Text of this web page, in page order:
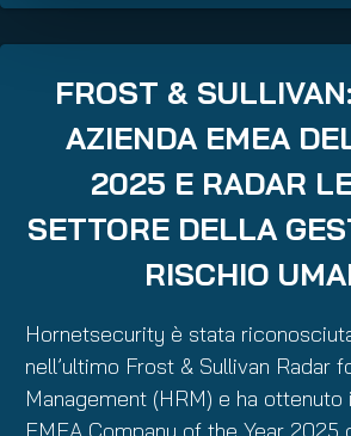
FROST &
AZIENDA EMEA
2025 E RADAR
SETTORE DELLA
RISCHIO
Hornetsecurity è stata
nell’ultimo Frost & Sullivan Radar
Management (HRM) e ha